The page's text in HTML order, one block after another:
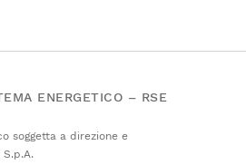
ENERGETICO – RSE
soggetta a direzione e